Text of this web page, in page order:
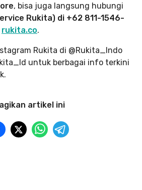
, bisa juga langsung hubungi
Rukita) di +62 811-1546-
rukita.co.
Rukita di @Rukita_Indo
untuk berbagai info terkini
artikel ini